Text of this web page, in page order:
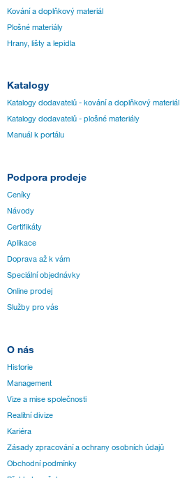
Kování a doplňkový materiál
Plošné materiály
Hrany, lišty a lepidla
Katalogy
Katalogy dodavatelů - kování a doplňkový materiál
Katalogy dodavatelů - plošné materiály
Manuál k portálu
Podpora prodeje
Ceníky
Návody
Certifikáty
Aplikace
Doprava až k vám
Speciální objednávky
Online prodej
Služby pro vás
O nás
Historie
Management
Vize a mise společnosti
Realitní divize
Kariéra
Zásady zpracování a ochrany osobních údajů
Obchodní podmínky